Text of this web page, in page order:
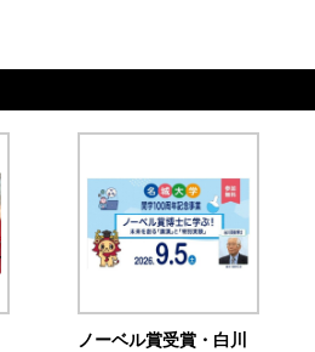
ノーベル賞受賞・白川